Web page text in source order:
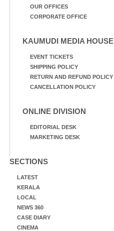
OUR OFFICES
CORPORATE OFFICE
KAUMUDI MEDIA HOUSE
EVENT TICKETS
SHIPPING POLICY
RETURN AND REFUND POLICY
CANCELLATION POLICY
ONLINE DIVISION
EDITORIAL DESK
MARKETING DESK
SECTIONS
LATEST
KERALA
LOCAL
NEWS 360
CASE DIARY
CINEMA